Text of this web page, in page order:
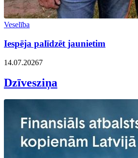
Veselība
Iespēja palīdzēt jaunietim
14.07.20267
Dzīvesziņa